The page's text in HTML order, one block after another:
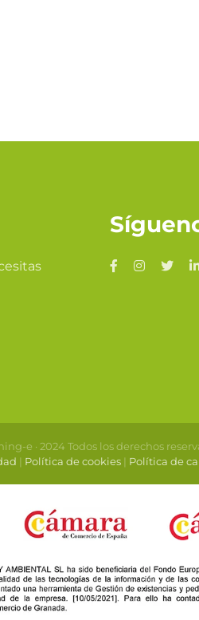
e · 2024 Todos los derechos
| Política de cookies| Política de